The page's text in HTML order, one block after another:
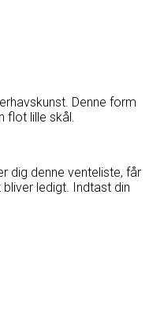
Denne form
flot lille skål.
dig denne venteliste, får
ledigt. Indtast din